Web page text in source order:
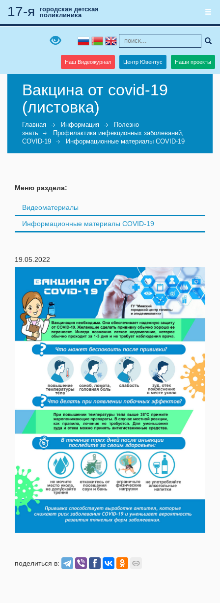
Наш Видеожурнал Центр Ювентус Наши проекты
17-я
городская детская
поликлиника
Вакцина от covid-19
(листовка)
Главная Информация
Полезно
знать
Профилактика инфекционных заболеваний,
COVID-19
Информационные материалы COVID-19
Меню раздела:
Видеоматериалы
Информационные материалы COVID-19
19.05.2022
поделиться в: